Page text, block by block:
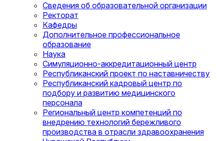
Сведения об образовательной организации
Ректорат
Кафедры
Дополнительное профессиональное
образование
Наука
Симуляционно-аккредитационный центр
Республиканский проект по наставничеству
Республиканский кадровый центр по
подбору и развитию медицинского
персонала
Региональный центр компетенций по
внедрению технологий бережливого
производства в отрасли здравоохранения